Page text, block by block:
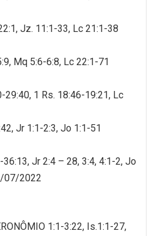
Jz. 11:1-33, Lc 21:1-38
Mq 5:6-6:8, Lc 22:1-71
29:40, 1 Rs. 18:46-19:21, Lc
Jr 1:1-2:3, Jo 1:1-51
Jr 2:4 – 28, 3:4, 4:1-2, Jo
07/2022
1:1-3:22, Is.1:1-27,